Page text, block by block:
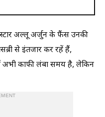
स्टार अल्लू अर्जुन के फैंस उनकी
से इंतजार कर रहें हैं,
अभी काफी लंबा समय है, लेकिन